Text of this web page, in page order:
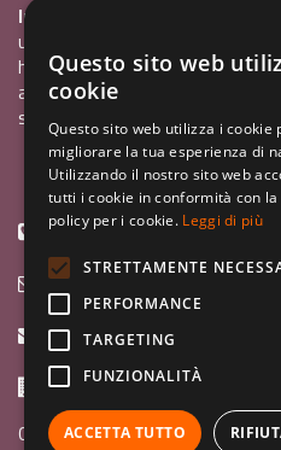
InCo - Interculturalità &
un'associazione di promozione
ha l'obiettivo di promuovere gli
al fine accrescere tra i giovani la
solidarietà internazionale.
Privacy
+39 0461 1822775
info@incoweb.org
inco@mypec.eu
Via Scipio Sighele 3 38122 -
Guida ai programmi
Questo sito web
cookie
Questo sito web utilizza i cookie
migliorare la tua esperienza di
Utilizzando il nostro sito web
tutti i cookie in conformità con la
policy per i cookie. Leggi di più
STRETTAMENTE
PERFORMANCE
TARGETING
FUNZIONALITÀ
ACCETTA TUTTO